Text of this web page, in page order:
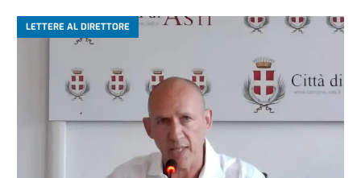
LETTERE AL DIRETTORE